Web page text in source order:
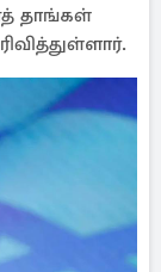
தாங்கள்